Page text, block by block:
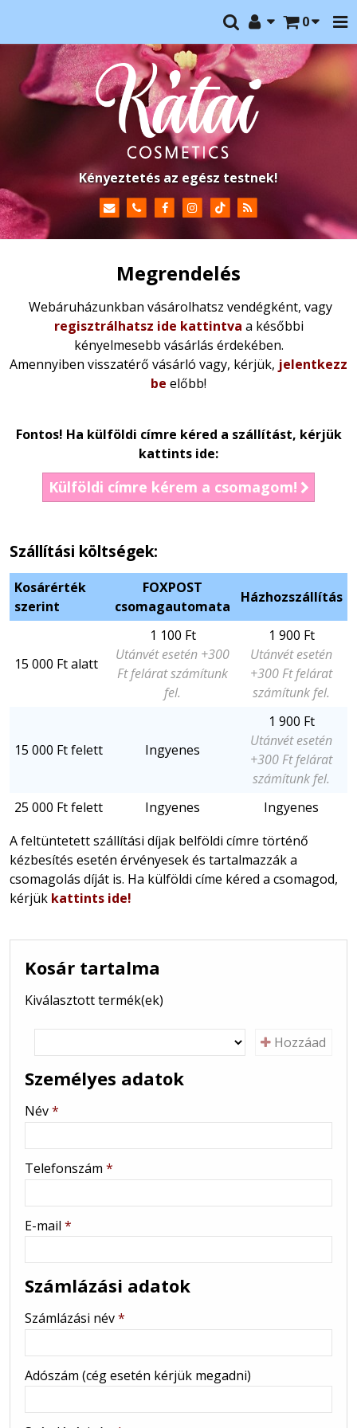
0
Kényeztetés az egész testnek!
Megrendelés
Webáruházunkban vásárolhatsz vendégként, vagy
regisztrálhatsz ide kattintva a későbbi
kényelmesebb vásárlás érdekében.
Amennyiben visszatérő vásárló vagy, kérjük, jelentkezz
be előbb!
Fontos! Ha külföldi címre kéred a szállítást, kérjük
kattints ide:
Külföldi címre kérem a csomagom!
Szállítási költségek:
Kosárérték
szerint
FOXPOST
csomagautomata
Házhozszállítás
15 000 Ft alatt
1 100 Ft
Utánvét esetén +300
Ft felárat számítunk
fel.
1 900 Ft
Utánvét esetén
+300 Ft felárat
számítunk fel.
15 000 Ft felett Ingyenes
1 900 Ft
Utánvét esetén
+300 Ft felárat
számítunk fel.
25 000 Ft felett
Ingyenes
Ingyenes
A feltüntetett szállítási díjak belföldi címre történő
kézbesítés esetén érvényesek és tartalmazzák a
csomagolás díját is. Ha külföldi címe kéred a csomagod,
kérjük kattints ide!
-
-
Kosár tartalma
Kiválasztott termék(ek)
Hozzáad
Személyes adatok
Név*
Telefonszám *
E-mail *
Számlázási adatok
Számlázási név*
Adószám (cég esetén kérjük megadni)